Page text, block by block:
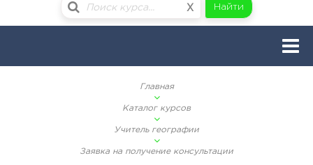
X Найти
Главная
Каталог курсов
Учитель географии
Заявка на получение консультации